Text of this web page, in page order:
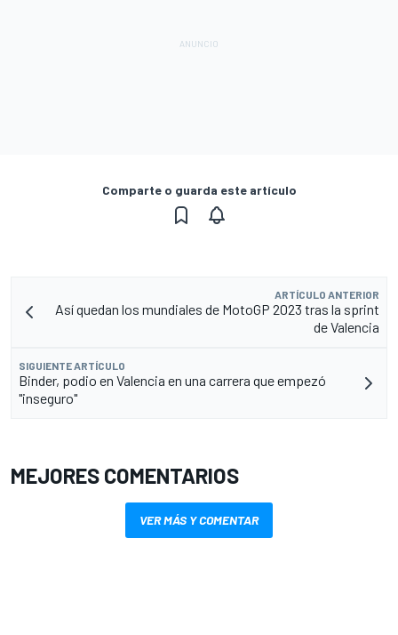
Comparte o guarda este artículo
ARTÍCULO ANTERIOR
Así quedan los mundiales de MotoGP 2023 tras la sprint
de Valencia
SIGUIENTE ARTÍCULO
Binder, podio en Valencia en una carrera que empezó
"inseguro"
MEJORES COMENTARIOS
VER MÁS Y COMENTAR